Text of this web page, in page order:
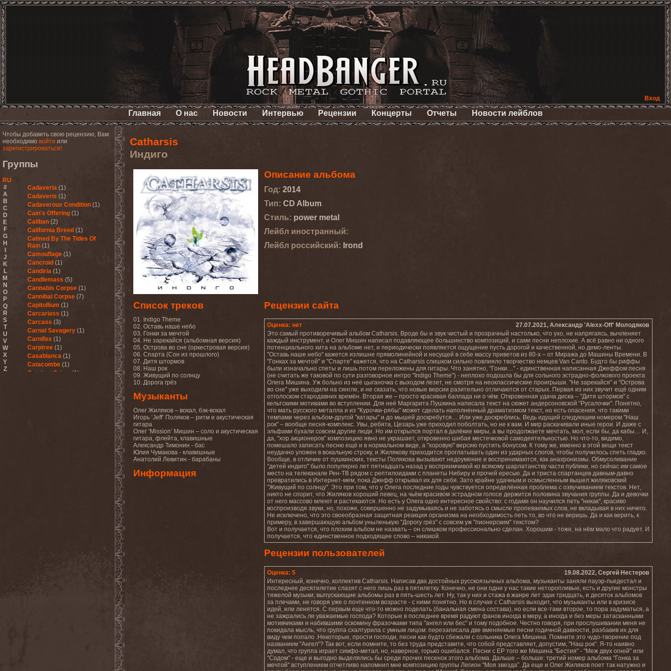
Вход
Главная О нас Новости Интервью Рецензии Концерты Отчеты Новости лейблов
Чтобы добавить свою рецензию, Вам
необходимо войти или
зарегистрироваться!
Группы
RU
#
A
B
C
D
E
F
G
H
J
K
L
M
N
O
P
Q
R
S
T
U
V
W
X
Y
Z
Cadaveria (1)
Cadaveris (1)
Cadaverous Condition (1)
Cain's Offering (1)
Caliban (2)
California Breed (1)
Calmed By The Tides Of
Rain (1)
Camouflage (1)
Cancroid (1)
Candiria (1)
Candlemass (5)
Cannabis Corpse (1)
Cannibal Corpse (7)
Capitollium (1)
Carcariass (1)
Carcass (3)
Carnal Savagery (1)
Carnifex (1)
Carptree (1)
Casablanca (1)
Catacombe (1)
Catalyst Crime
(1)
Catharsis
Индиго
Описание альбома
Год: 2014
Тип: CD Album
Стиль: power metal
Лейбл иностранный:
Лейбл роcсийский: Irond
Список треков
01. Indigo Theme
02. Оставь наше небо
03. Гонки за мечтой
04. Не зарекайся (альбомная версия)
05. Острова во сне (оркестровая версия)
06. Спарта (Сон из прошлого)
07. Дитя штормов
08. Наш рок
09. Живущий по солнцу
10. Дорога грёз
Музыканты
Олег Жиляков – вокал, бэк-вокал
Игорь ‘Jeff’ Поляков – ритм и акустическая
гитара
Олег ‘Mission’ Мишин – соло и акустическая
гитара, флейта, клавишные
Александр Тимонин - бас
Юлия Чумакова - клавишные
Анатолий Левитин - барабаны
Информация
Рецензии сайта
Оценка: нет
27.07.2021, Александр 'Alexx-Off' Молодяков
Это самый противоречивый альбом Catharsis. Вроде бы и звук чистый и прозрачный настолько, что ухо, не напрягаясь, вычленяет
каждый инструмент, и Олег Мишин написал подавляющее большинство композиций, и сами песни неплохие. А всё равно ни одного
потенциального хита на альбоме нет, и периодически появляется ощущение пусть дорогой и качественной, но демо-ленты.
"Оставь наше небо" кажется излишне прямолинейной и несущей в себе массу приветов из 80-х – от Миража до Машины Времени. В
"Гонках за мечтой" и "Спарте" кажется, что на Catharsis слишком сильно повлияло творчество немцев Van Canto. Будто бы риффы
были изначально спеты и лишь потом переложены для гитары. Что занятно, "Гонки…" - единственная написанная Джеффом песня
(не считать же таковой по сути разговорное интро "Indigo Theme") - неплохо подошла бы для сольного эстрадно-фолкового проекта
Олега Мишина. Уж больно из неё цыганочка с выходом лезет, не смотря на неоклассические проигрыши. "Не зарекайся" и "Острова
во сне" уже выходили на сингле, и не сказать, что новые версии разительно отличаются от старых. Первая из них звучит ещё одним
отголоском стародавних времён. Вторая же – просто красивая баллада ни о чём. Откровенная удача диска – "Дитя штормов" с
кельтскими мотивами во вступлении. Для неё Маргарита Пушкина написала текст на сюжет андерсоновской "Русалочки". Понятно,
что мать русского металла и из "Курочки-рябы" может сделать наполненный драматизмом текст, но есть опасения, что такими
темпами через альбом-другой "катары" и до мышей доскребутся… Или уже доскреблись. Ведь идущий следующим номером "Наш
рок" – вообще песня-комплекс. Увы, ребята, Цезарь уже приходил поболтать, но не к вам. И мир раскачивали иные герои. И даже с
эльфами бухали совсем другие люди. Но им открылся портал в далёкие миры, а вы продолжаете мечтать, мол, если бы, да кабы… И,
да, "хор акционеров" композицию явно не украшает, откровенно шибая местечковой самодеятельностью. Но что-то, видимо,
помешало записать песню ещё и в нормальном виде, а "хоровую" версию пустить бонусом. К тому же, именно в этой вещи текст
неудачно уложен в вокальную строку, и Жилякову приходится проглатывать один из ударных слогов, чтобы получилось спеть гладко.
Вообще, в отличие от пушкинских, тексты Полякова вызывают недоумение и воспринимаются, как анахронизмы. Обмусоливание
"детей индиго" было популярно лет пятнадцать назад у восприимчивой ко всякому шарлатанству части публики, но сейчас им самое
место на телеканале Рен-ТВ рядом с рептилоидами с планеты Нибиру и прочей ересью. Да и триста спартанцев давным-давно
превратились в Интернет-мем, пока Джефф открывал их для себя. Зато крайне удачным и осмысленным вышел жиляковский
"Живущий по солнцу". Это при том, что у Олега последние годы чувствуется определённая проблема с озвучиванием текстов. Нет,
никто не спорит, что Жиляков хороший певец, на чьём красивом эстрадном голосе держится половина звучания группы. Да и девочки
от него массово млеют и растекаются. Но есть у Олега одно интересное свойство: с годами он научился петь "никак", красиво
воспроизводя звуки, но, похоже, совершенно не задумываясь и не заботясь о смысле пропеваемых слов, не вкладывая в них ничего.
Не исключено, что это своеобразная защитная реакция организма на необходимость петь то, во что не веришь. Да и как верить, к
примеру, в завершающую альбом уныленькую "Дорогу грёз" с совсем уж "пионерским" текстом?
Вот и получается, что плохим альбом не назвать – он слишком профессионально сделан. Хорошим - тоже, на нём мало что радует. И
получается, что единственное подходящее слово – никакой.
Рецензии пользователей
Оценка: 5
19.08.2022, Сергей Нестеров
Интересный, конечно, коллектив Catharsis. Написав два достойных русскоязычных альбома, музыканты заняли пауэр-пьедестал и
последнее десятилетие слазят с него лишь раз в пятилетку. Конечно, не они одни у нас такие неторопливые, есть и другие монстры
тяжелой музыки, выпускающие альбомы раз в пять-шесть лет. Ну, так у них и стажа в жанре лет эдак тридцать, и десяток альбомов
за плечами, не говоря уже о почтенном возрасте - с ними понятно. Но в случае с Catharsis выходит, что музыканты или в кризисе
идей, или ленятся. С первым еще что-то можно поделать (банальная смена состава), но если все-таки второе, то пора задуматься, а
не зажрались ли уважаемые господа? Которые в последнее время радуют фанов иногда в меру, а иногда и без меры затасканными
мотивчиками и набившими оскомину фразочками типа "ангел или бес" и тому подобное. Честно говоря, при прослушивании меня не
покидала мысль, что группа схалтурила с умным лицом: перезаписала две вменяемые песни годичной давности, разбавив их для
виду чем попало .Некоторые, прости господи, песни как будто сбежали с сольника Олега Мишина. Помните это чудо-творение под
названием "Ангел"? Так вот, если помните, то без труда представите, что собой представляет, допустим, "Наш рок". Я-то наивно
думал, что группа играет симфо-метал, но, наверное, горько ошибался. Песни с ЕР того же Мишина "Бестия" - "Меж двух огней" или
"Содом" - еще и выгодно выделялись бы среди прочих песенок этого альбома. Дальше – больше: третий номер альбома "Гонка за
мечтой" вступлением отчетливо напомнил мне композицию группы Легион "Моя звезда”. Да еще и Олег Жиляков поет так натужно и